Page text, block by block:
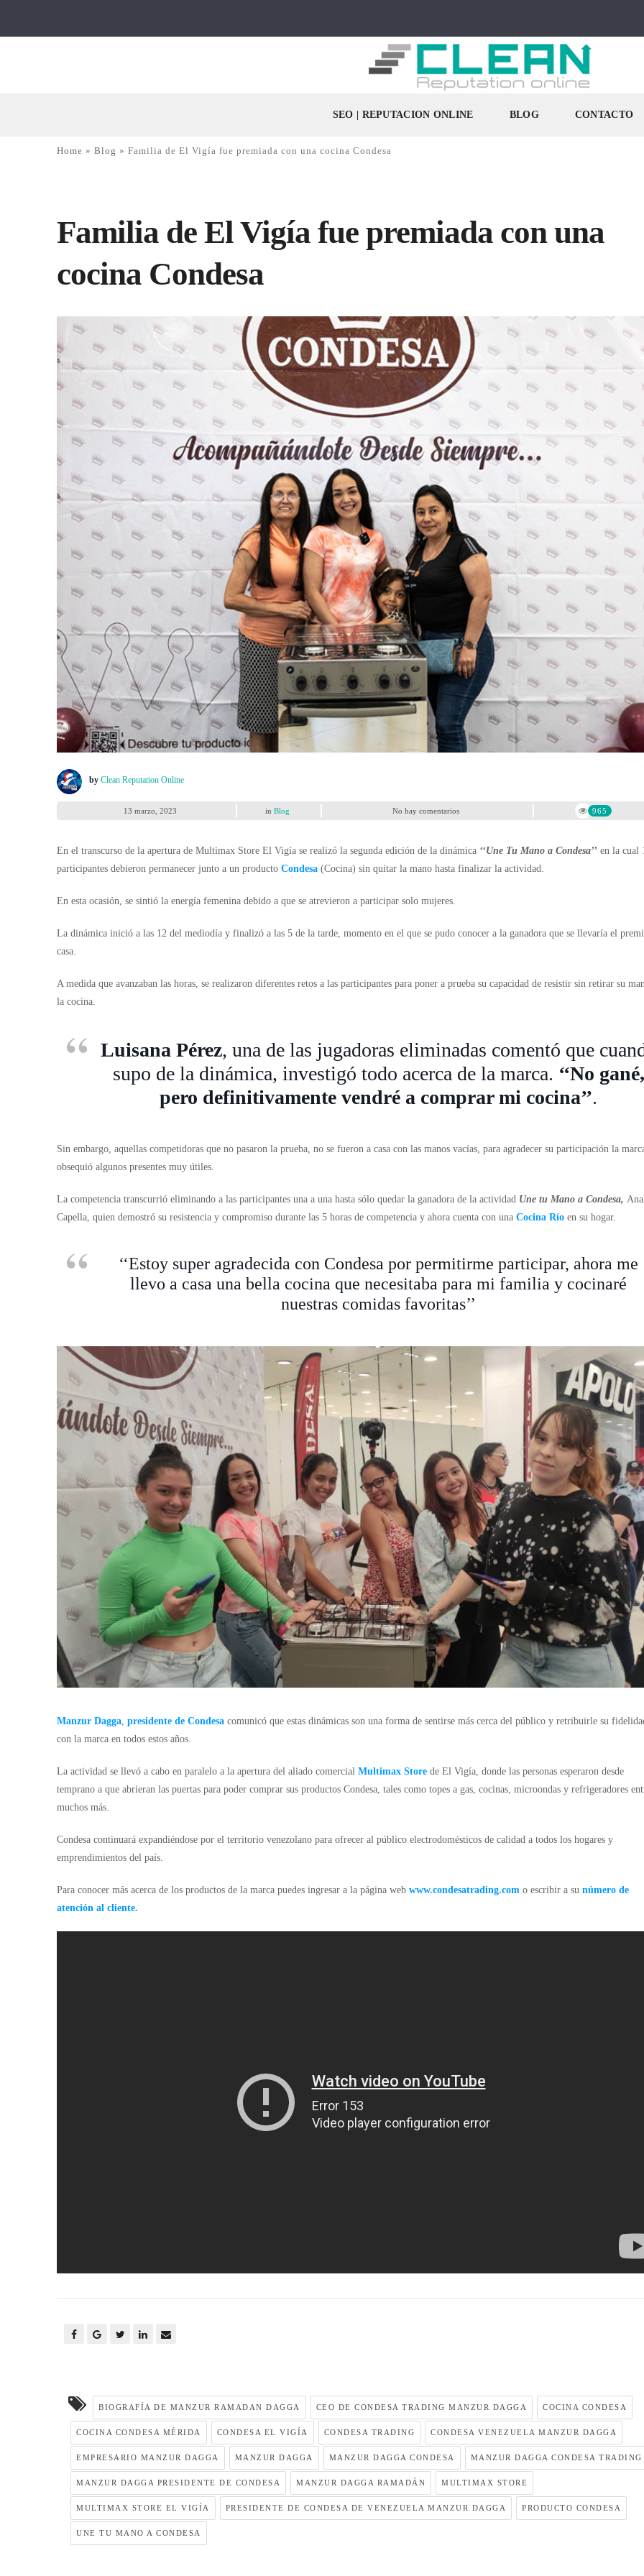
SEO | REPUTACION ONLINE BLOG CONTACTO
Home » Blog » Familia de El Vigía fue premiada con una cocina Condesa
Familia de El Vigía fue premiada con una
cocina Condesa
by Clean Reputation Online
13 marzo, 2023 in Blog No hay comentarios 965
En el transcurso de la apertura de Multimax Store El Vigía se realizó la segunda edición de la dinámica ‘‘Une Tu Mano a Condesa’’ en la cual
participantes debieron permanecer junto a un producto Condesa (Cocina) sin quitar la mano hasta finalizar la actividad.
En esta ocasión, se sintió la energía femenina debido a que se atrevieron a participar solo mujeres.
La dinámica inició a las 12 del mediodía y finalizó a las 5 de la tarde, momento en el que se pudo conocer a la ganadora que se llevaría el
casa.
A medida que avanzaban las horas, se realizaron diferentes retos a las participantes para poner a prueba su capacidad de resistir sin retirar su
la cocina.
Luisana Pérez, una de las jugadoras eliminadas comentó que
supo de la dinámica, investigó todo acerca de la marca. ‘‘No gané,
pero definitivamente vendré a comprar mi cocina’’.
Sin embargo, aquellas competidoras que no pasaron la prueba, no se fueron a casa con las manos vacías, para agradecer su participación la
obsequió algunos presentes muy útiles.
La competencia transcurrió eliminando a las participantes una a una hasta sólo quedar la ganadora de la actividad Une tu Mano a Condesa,
Capella, quien demostró su resistencia y compromiso durante las 5 horas de competencia y ahora cuenta con una Cocina Río en su hogar.
‘‘Estoy super agradecida con Condesa por permitirme participar, ahora me
llevo a casa una bella cocina que necesitaba para mi familia y cocinaré
nuestras comidas favoritas’’
Manzur Dagga presidente de Condesa comunicó que estas dinámicas son una forma de sentirse más cerca del público y retribuirle su
con la marca en todos estos años.
La actividad se llevó a cabo en paralelo a la apertura del aliado comercial Multimax Store de El Vigía, donde las personas esperaron desde
temprano a que abrieran las puertas para poder comprar sus productos Condesa, tales como topes a gas, cocinas, microondas y refrigeradores
muchos más.
Condesa continuará expandiéndose por el territorio venezolano para ofrecer al público electrodomésticos de calidad a todos los hogares y
emprendimientos del país.
Para conocer más acerca de los productos de la marca puedes ingresar a la página web www.condesatrading.com o escribir a su número de
atención al cliente.
BIOGRAFÍA DE MANZUR RAMADAN DAGGA CEO DE CONDESA TRADING MANZUR DAGGA COCINA CONDESA
COCINA CONDESA MÉRIDA CONDESA EL VIGÍA CONDESA TRADING CONDESA VENEZUELA MANZUR DAGGA
EMPRESARIO MANZUR DAGGA MANZUR DAGGA MANZUR DAGGA CONDESA MANZUR DAGGA CONDESA TRADING
MANZUR DAGGA PRESIDENTE DE CONDESA MANZUR DAGGA RAMADÁN MULTIMAX STORE
MULTIMAX STORE EL VIGÍA PRESIDENTE DE CONDESA DE VENEZUELA MANZUR DAGGA PRODUCTO CONDESA
UNE TU MANO A CONDESA